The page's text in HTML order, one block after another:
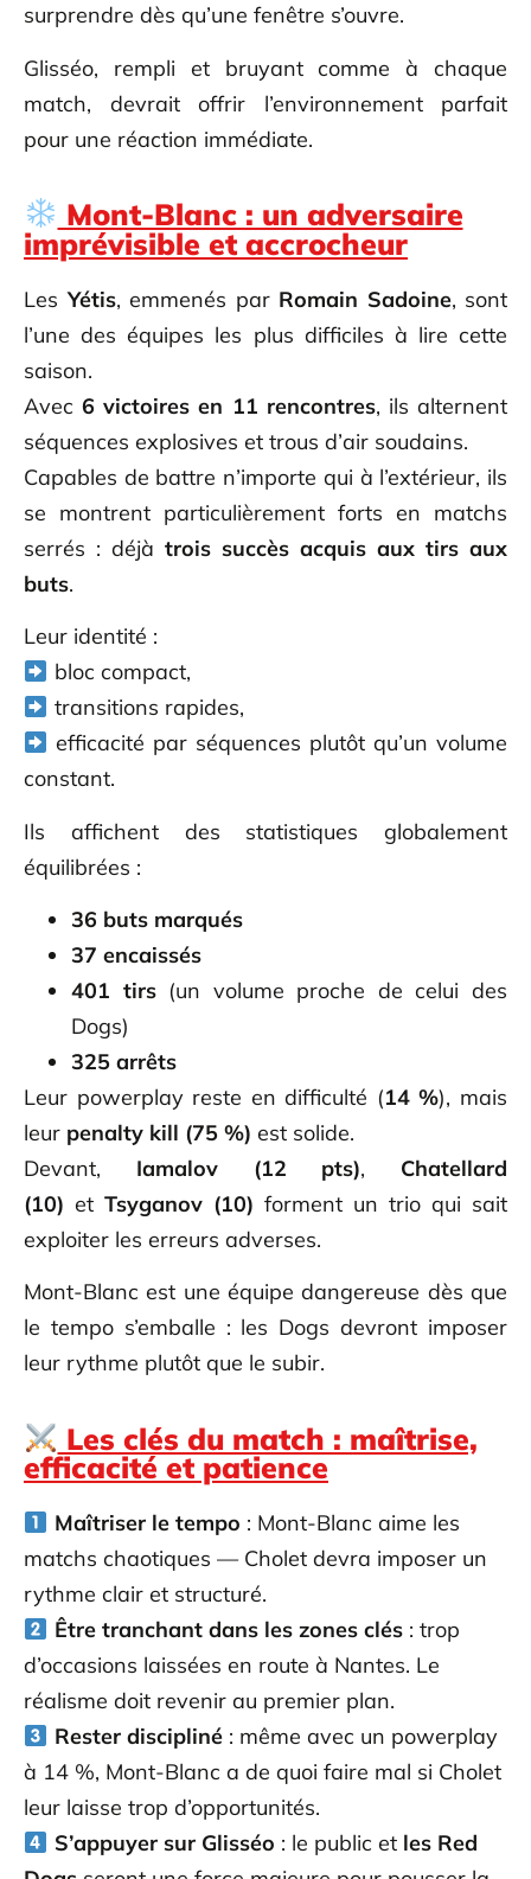
surprendre dès qu’une fenêtre s’ouvre.
Glisséo, rempli et bruyant comme à chaque
match, devrait offrir l’environnement parfait
pour une réaction immédiate.
Mont-Blanc : un adversaire
imprévisible et accrocheur
LesYétis, emmenés par Romain Sadoine, sont
l’une des équipes les plus difficiles à lire cette
saison.
Avec6 victoires en 11 rencontres, ils alternent
séquences explosives et trous d’air soudains.
Capables de battre n’importe qui à l’extérieur, ils
se montrent particulièrement forts en matchs
serrés : déjà trois succès acquis aux tirs aux
buts.
Leur identité :
bloc compact,
transitions rapides,
efficacité par séquences plutôt qu’un volume
constant.
Ils affichent des statistiques globalement
équilibrées :
36 buts marqués
37 encaissés
401 tirs(un volume proche de celui des
Dogs)
325 arrêts
Leur powerplay reste en difficulté (14 %), mais
leur penalty kill (75 %) est solide.
Devant, Iamalov (12 pts), Chatellard
(10) et Tsyganov (10) forment un trio qui sait
exploiter les erreurs adverses.
Mont-Blanc est une équipe dangereuse dès que
le tempo s’emballe : les Dogs devront imposer
leur rythme plutôt que le subir.
Les clés du match : maîtrise,
efficacité et patience
Maîtriser le tempo : Mont-Blanc aime les
matchs chaotiques — Cholet devra imposer un
rythme clair et structuré.
Être tranchant dans les zones clés: trop
d’occasions laissées en route à Nantes. Le
réalisme doit revenir au premier plan.
Rester discipliné: même avec un powerplay
à 14 %, Mont-Blanc a de quoi faire mal si Cholet
leur laisse trop d’opportunités.
S’appuyer sur Glisséo : le public et les Red